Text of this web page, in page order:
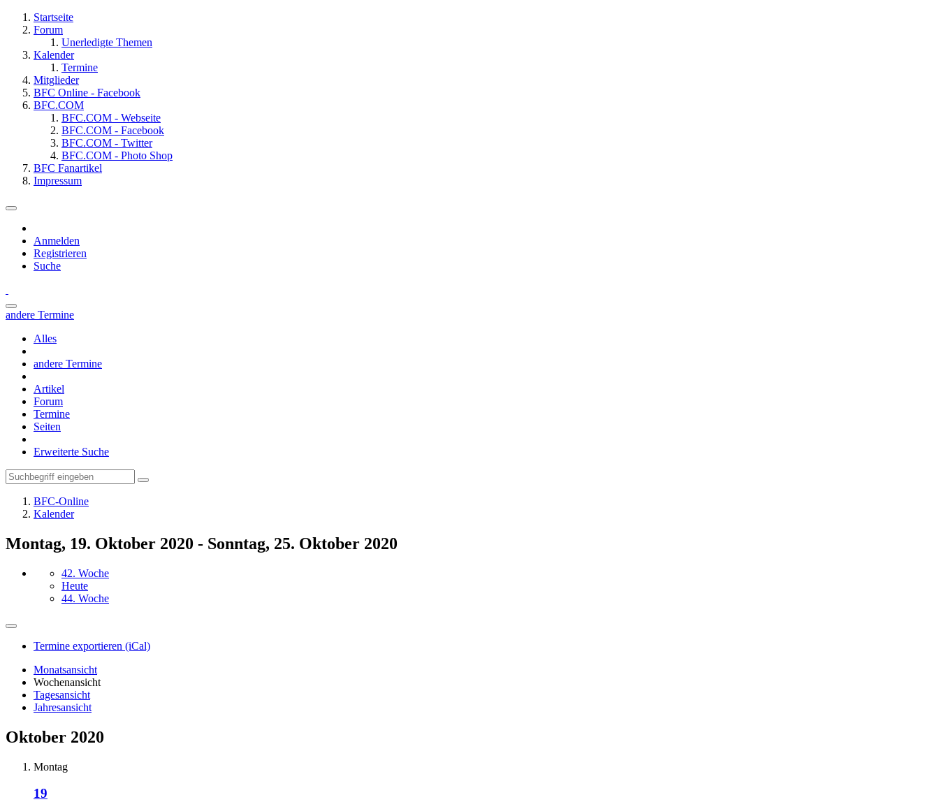
Startseite
Forum
Unerledigte Themen
Kalender
Termine
Mitglieder
BFC Online - Facebook
BFC.COM
BFC.COM - Webseite
BFC.COM - Facebook
BFC.COM - Twitter
BFC.COM - Photo Shop
BFC Fanartikel
Impressum
Anmelden
Registrieren
Suche
andere Termine
Alles
andere Termine
Artikel
Forum
Termine
Seiten
Erweiterte Suche
BFC-Online
Kalender
Montag, 19. Oktober 2020 - Sonntag, 25. Oktober 2020
42. Woche
Heute
44. Woche
Termine exportieren (iCal)
Monatsansicht
Wochenansicht
Tagesansicht
Jahresansicht
Oktober 2020
Montag
19